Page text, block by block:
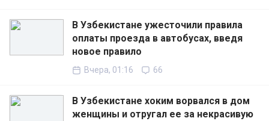
В Узбекистане ужесточили правила
оплаты проезда в автобусах, введя
новое правило
Вчера, 01:16 66
В Узбекистане хоким ворвался в дом
женщины и отругал ее за некрасивую